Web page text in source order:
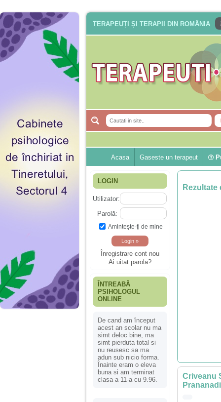
TERAPEUȚI ȘI TERAPII DIN ROMÂNIA
Acasa Gaseste un terapeut
LOGIN
Utilizator:
Parolă:
Aminteşte-ţi de mine
Înregistrare cont nou
Ai uitat parola?
ÎNTREABĂ
PSIHOLOGUL
ONLINE
De cand am început
acest an scolar nu ma
simt deloc bine, ma
simt pierduta total si
nu reusesc sa ma
adun sub nicio forma.
Înainte eram o eleva
buna si am terminat
clasa a 11-a cu 9.96.
Rezultate
Criveanu